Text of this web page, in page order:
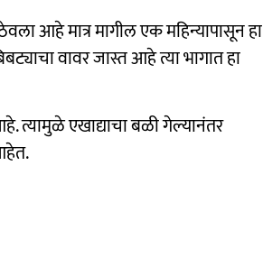
आहे मात्र मागील एक महिन्यापासून हा
वावर जास्त आहे त्या भागात हा
त्यामुळे एखाद्याचा बळी गेल्यानंतर